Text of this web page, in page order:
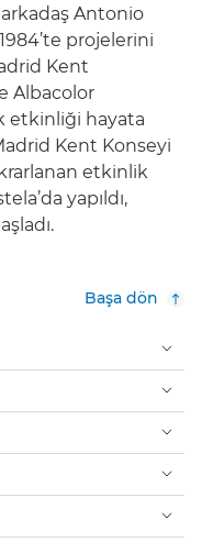
Antonio
projelerini
Kent
Albacolor
etkinliği hayata
Kent Konseyi
etkinlik
yapıldı,
Başa dön